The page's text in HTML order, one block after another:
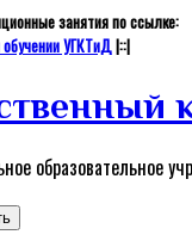
занятия по ссылке:
УГКТиД|::|
образовательное